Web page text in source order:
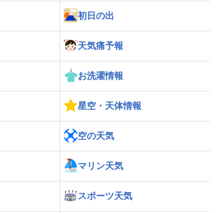
初日の出
天気痛予報
お洗濯情報
星空・天体情報
空の天気
マリン天気
スポーツ天気